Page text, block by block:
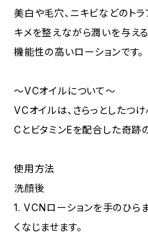
美白や毛穴、ニキビなどのトラ
キメを整えながら潤いを与える
機能性の高いローションです。
〜VCオイルについて〜
VCオイルは、さらっとしたつ
CとビタミンEを配合した奇跡
使用方法
洗顔後
1. VCNローションを手のひら
くなじませます。